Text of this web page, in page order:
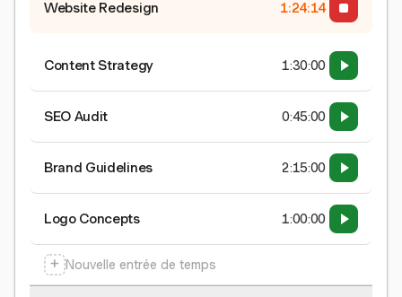
Website Redesign 1:24:15
Content Strategy 1:30:00
SEO Audit 0:45:00
Brand Guidelines 2:15:00
Logo Concepts 1:00:00
+ Nouvelle entrée de temps